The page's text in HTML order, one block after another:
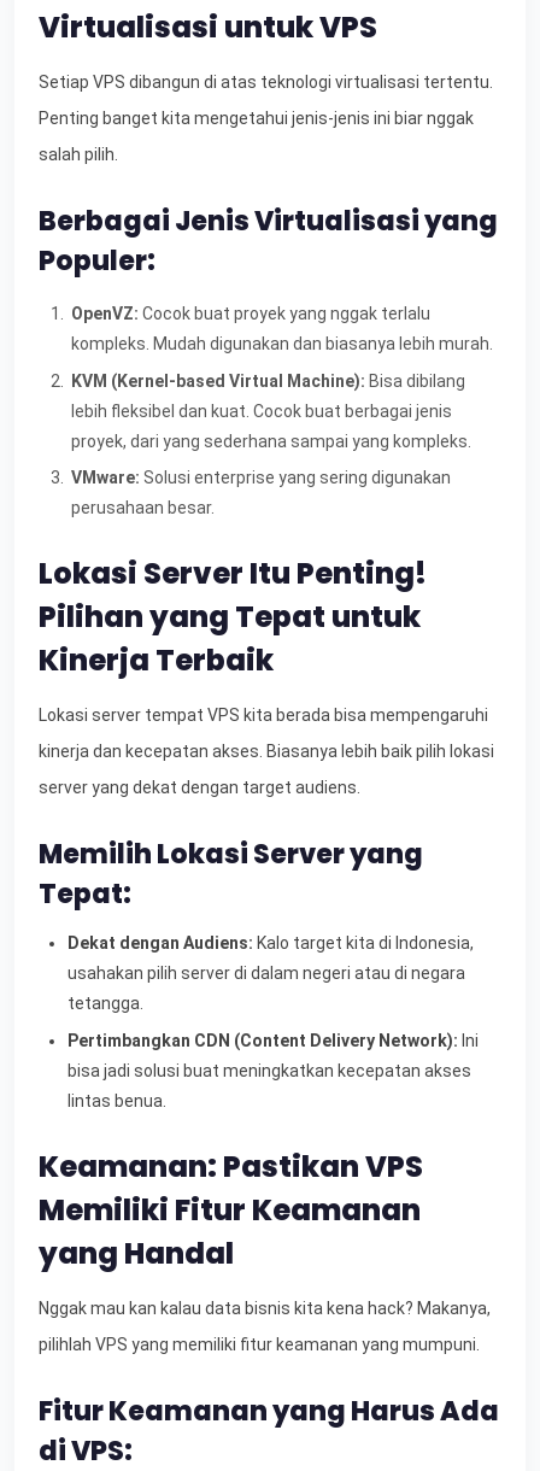
Virtualisasi untuk VPS
Setiap VPS dibangun di atas teknologi virtualisasi tertentu.
Penting banget kita mengetahui jenis-jenis ini biar nggak
salah pilih.
Berbagai Jenis Virtualisasi yang
Populer:
OpenVZ: Cocok buat proyek yang nggak terlalu
kompleks. Mudah digunakan dan biasanya lebih murah.
KVM (Kernel-based Virtual Machine): Bisa dibilang
lebih fleksibel dan kuat. Cocok buat berbagai jenis
proyek, dari yang sederhana sampai yang kompleks.
VMware: Solusi enterprise yang sering digunakan
perusahaan besar.
Lokasi Server Itu Penting!
Pilihan yang Tepat untuk
Kinerja Terbaik
Lokasi server tempat VPS kita berada bisa mempengaruhi
kinerja dan kecepatan akses. Biasanya lebih baik pilih lokasi
server yang dekat dengan target audiens.
Memilih Lokasi Server yang
Tepat:
Dekat dengan Audiens: Kalo target kita di Indonesia,
usahakan pilih server di dalam negeri atau di negara
tetangga.
Pertimbangkan CDN (Content Delivery Network): Ini
bisa jadi solusi buat meningkatkan kecepatan akses
lintas benua.
Keamanan: Pastikan VPS
Memiliki Fitur Keamanan
yang Handal
Nggak mau kan kalau data bisnis kita kena hack? Makanya,
pilihlah VPS yang memiliki fitur keamanan yang mumpuni.
Fitur Keamanan yang Harus Ada
di VPS: